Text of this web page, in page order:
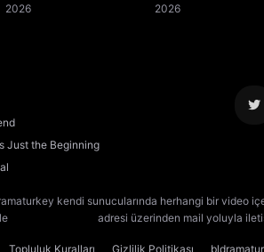
Final
2026
Nanyang Mystery
2026
Just the Beginning
kendi sunucularında herhangi bir video
adresi üzerinden mail yoluyla
Topluluk Kuralları Gizlilik Politikası